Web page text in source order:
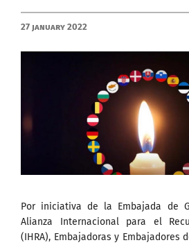
27 January 2022
Por iniciativa de la Embajada de
Alianza Internacional para el
(IHRA), Embajadoras y Embajadores